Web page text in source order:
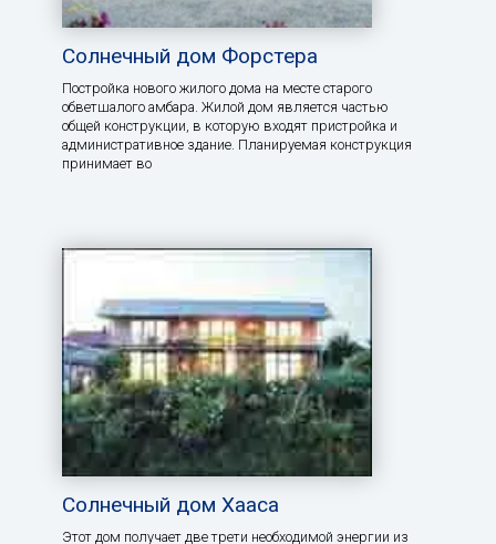
Солнечный дом Форстера
Постройка нового жилого дома на месте старого
обветшалого амбара. Жилой дом является частью
общей конструкции, в которую входят пристройка и
административное здание. Планируемая конструкция
принимает во
Солнечный дом Хааса
Этот дом получает две трети необходимой энергии из